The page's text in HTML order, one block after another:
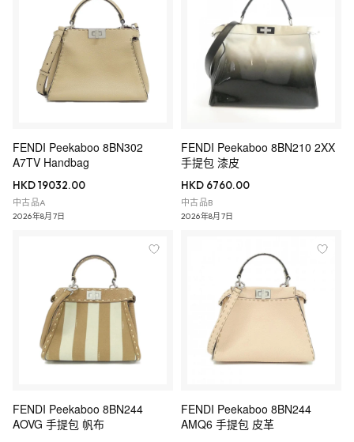
FENDI Peekaboo 8BN302
A7TV Handbag
HKD 19032.00
中古品A
2026年8月7日
FENDI Peekaboo 8BN210 2XX
手提包 漆皮
HKD 6760.00
中古品B
2026年8月7日
FENDI Peekaboo 8BN244
AOVG 手提包 帆布
FENDI Peekaboo 8BN244
AMQ6 手提包 皮革